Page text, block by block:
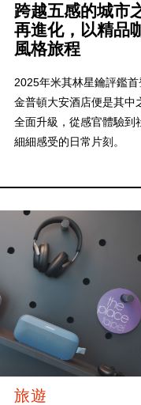
跨越五感的城市
再進化，以精品
風格旅程
2025年米其林星鑰評鑑
金普頓大安酒店便是其中
全面升級，從感官體驗到
細細感受的日常片刻。
旅遊